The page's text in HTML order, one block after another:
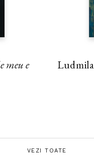
meu e
VEZI TOATE